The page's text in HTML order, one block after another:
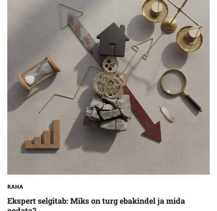
RAHA
Ekspert selgitab: Miks on turg ebakindel ja mida